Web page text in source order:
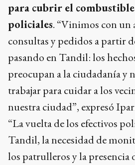
para cubrir el
policiales. “Vinimos con un
consultas y pedidos a partir
pasando en Tandil: los
preocupan a la ciudadanía y
trabajar para cuidar a los
nuestra ciudad”, expresó
“La vuelta de los efectivos
Tandil, la necesidad de
los patrulleros y la presencia